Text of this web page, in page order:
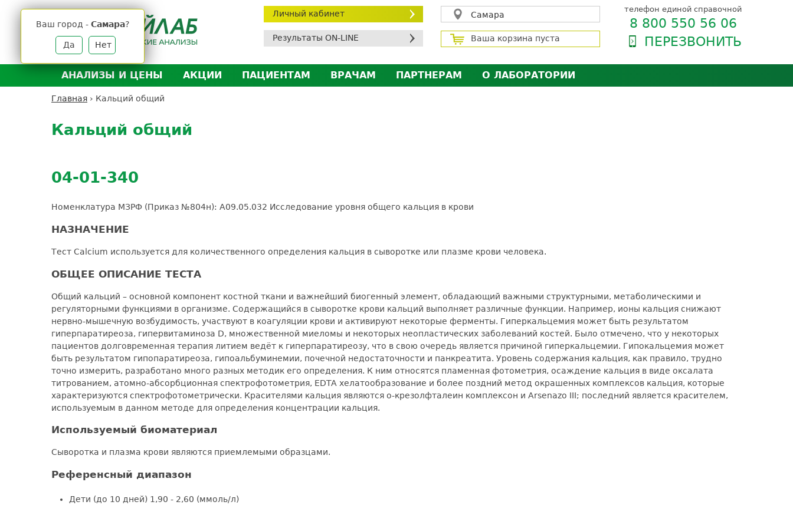
Личный кабинет
Результаты ON-LINE
Самара
Ваш город - Самара?
Да Нет
Ваша корзина пуста
телефон единой справочной
8 800 550 56 06
ПЕРЕЗВОНИТЬ
АНАЛИЗЫ И ЦЕНЫ
Анализы и цены
Выезд на дом
Расшифровка анализов
АКЦИИ
ПАЦИЕНТАМ
ВРАЧАМ
ПАРТНЕРАМ
О ЛАБОРАТОРИИ
Главная › Кальций общий
to
top
Кальций общий
04-01-340
Номенклатура МЗРФ (Приказ №804н): A09.05.032 Исследование уровня общего кальция в крови
НАЗНАЧЕНИЕ
Тест Calcium используется для количественного определения кальция в сыворотке или плазме крови человека.
ОБЩЕЕ ОПИСАНИЕ ТЕСТА
Общий кальций – основной компонент костной ткани и важнейший биогенный элемент, обладающий важными структурными, метаболическими и
регуляторными функциями в организме. Содержащийся в сыворотке крови кальций выполняет различные функции. Например, ионы кальция снижают
нервно-мышечную возбудимость, участвуют в коагуляции крови и активируют некоторые ферменты. Гиперкальцемия может быть результатом
гиперпаратиреоза, гипервитаминоза D, множественной миеломы и некоторых неопластических заболеваний костей. Было отмечено, что у некоторых
пациентов долговременная терапия литием ведёт к гиперпаратиреозу, что в свою очередь является причиной гиперкальцемии. Гипокальцемия может
быть результатом гипопаратиреоза, гипоальбуминемии, почечной недостаточности и панкреатита. Уровень содержания кальция, как правило, трудно
точно измерить, разработано много разных методик его определения. К ним относятся пламенная фотометрия, осаждение кальция в виде оксалата
титрованием, атомно-абсорбционная спектрофотометрия, EDTA хелатообразование и более поздний метод окрашенных комплексов кальция, которые
характеризуются спектрофотометрически. Красителями кальция являются о-крезолфталеин комплексон и Arsenazo III; последний является красителем,
используемым в данном методе для определения концентрации кальция.
Используемый биоматериал
Сыворотка и плазма крови являются приемлемыми образцами.
Референсный диапазон
Дети (до 10 дней) 1,90 - 2,60 (ммоль/л)